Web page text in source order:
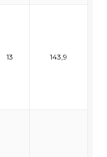
13 143,9